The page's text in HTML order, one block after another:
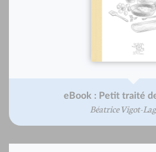
eBook : Petit traité
Béatrice Vigot-